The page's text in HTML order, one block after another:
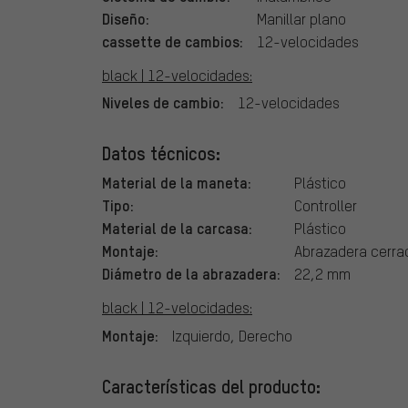
Diseño: Manillar plano
cassette de cambios:
12-velocidades
black | 12-velocidades:
Niveles de cambio: 12-velocidades
Datos técnicos:
Material de la maneta: Plástico
Tipo: Controller
Material de la carcasa: Plástico
Montaje: Abrazadera
Diámetro de la abrazadera:
22,2 mm
black | 12-velocidades:
Montaje: Izquierdo, Derecho
Características del producto: